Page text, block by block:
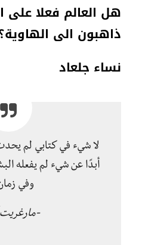
هل العالم فعلا على
ذاهبون الى
نساء جلعاد
لا شيء في كتابي لم
أبدًا عن شيء لم يفعله
وفي
-مارغريت